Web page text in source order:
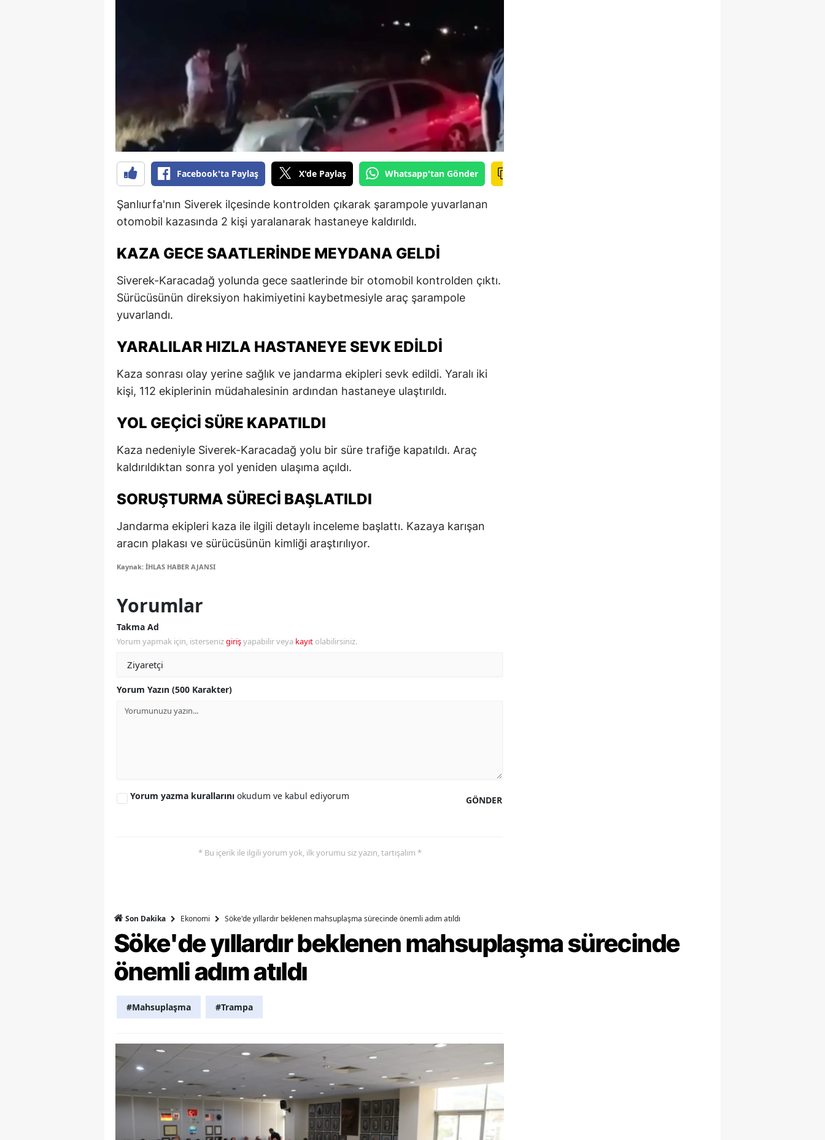
Burdur
Bursa
Çanakkale
Çankırı
Çorum
Edirne
Erzincan
Eskişehir
Gaziantep
Gümüşhane
Hakkari
Isparta
Kars
Konya
Mardin
Muğla
Muş
Ordu
Sakarya
Samsun
Facebook'ta Paylaş X'de Paylaş Whatsapp'tan Gönder
Şanlıurfa'nın Siverek ilçesinde kontrolden çıkarak şarampole yuvarlanan
otomobil kazasında 2 kişi yaralanarak hastaneye kaldırıldı.
KAZA GECE SAATLERINDE MEYDANA GELDI
Siverek-Karacadağ yolunda gece saatlerinde bir otomobil kontrolden çıktı.
Sürücüsünün direksiyon hakimiyetini kaybetmesiyle araç şarampole
yuvarlandı.
YARALILAR HIZLA HASTANEYE SEVK EDILDI
Kaza sonrası olay yerine sağlık ve jandarma ekipleri sevk edildi. Yaralı iki
kişi, 112 ekiplerinin müdahalesinin ardından hastaneye ulaştırıldı.
YOL GEÇICI SÜRE KAPATILDI
Kaza nedeniyle Siverek-Karacadağ yolu bir süre trafiğe kapatıldı. Araç
kaldırıldıktan sonra yol yeniden ulaşıma açıldı.
SORUŞTURMA SÜRECI BAŞLATILDI
Jandarma ekipleri kaza ile ilgili detaylı inceleme başlattı. Kazaya karışan
aracın plakası ve sürücüsünün kimliği araştırılıyor.
Kaynak: İHLAS HABER AJANSI
Yorumlar
Takma Ad
Yorum yapmak için, istersenizgirişyapabilir veya kayıt olabilirsiniz.
Yorum Yazın (500 Karakter)
GÖNDER
Yorum yazma kurallarını okudum ve kabul ediyorum
* Bu içerik ile ilgili yorum yok, ilk yorumu siz yazın, tartışalım *
Son Dakika Ekonomi Söke'de yıllardır beklenen mahsuplaşma sürecinde önemli adım atıldı
Söke'de yıllardır beklenen mahsuplaşma sürecinde
önemli adım atıldı
#Mahsuplaşma #Trampa